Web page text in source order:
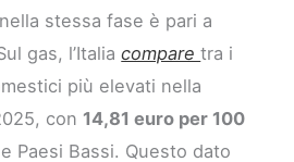
stessa fase è pari a
gas, l’Italiacomparetra i
più elevati nella
con 14,81 euro per 100
Paesi Bassi. Questo dato